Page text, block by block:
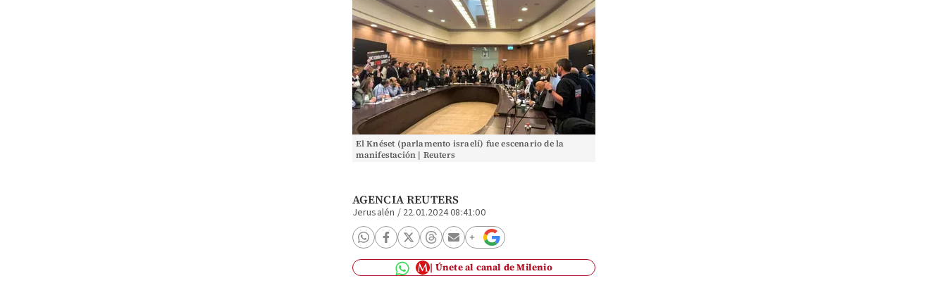
El Knéset (parlamento israelí) fue escenario de la
manifestación | Reuters
AGENCIA REUTERS
Jerusalén / 22.01.2024 08:41:00
Únete al canal de Milenio